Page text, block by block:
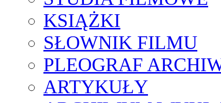
KSIĄŻKI
SŁOWNIK FILMU
PLEOGRAF
ARTYKUŁY